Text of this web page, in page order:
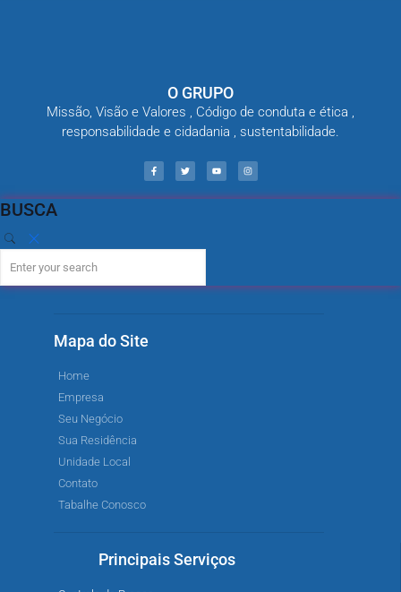
O GRUPO
Missão, Visão e Valores , Código de conduta e ética ,
responsabilidade e cidadania , sustentabilidade.
BUSCA
Mapa do Site
Home
Empresa
Seu Negócio
Sua Residência
Unidade Local
Contato
Tabalhe Conosco
Principais Serviços